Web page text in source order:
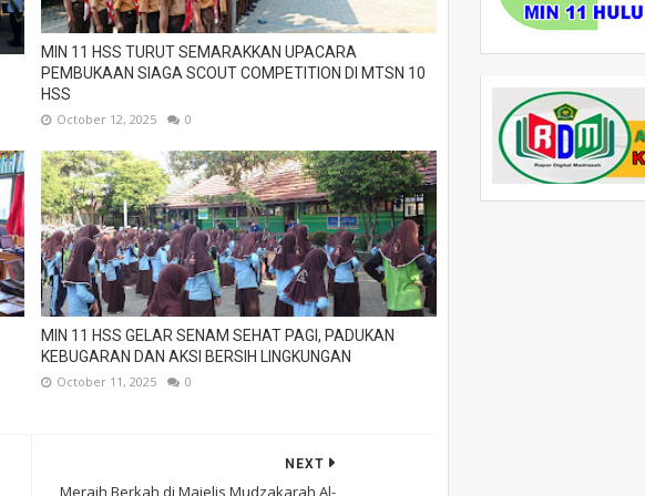
MIN 11 HSS TURUT SEMARAKKAN UPACARA
PEMBUKAAN SIAGA SCOUT COMPETITION DI MTSN 10
HSS
October 12, 2025 0
MIN 11 HSS GELAR SENAM SEHAT PAGI, PADUKAN
KEBUGARAN DAN AKSI BERSIH LINGKUNGAN
October 11, 2025 0
NEXT
Meraih Berkah di Majelis Mudzakarah Al-